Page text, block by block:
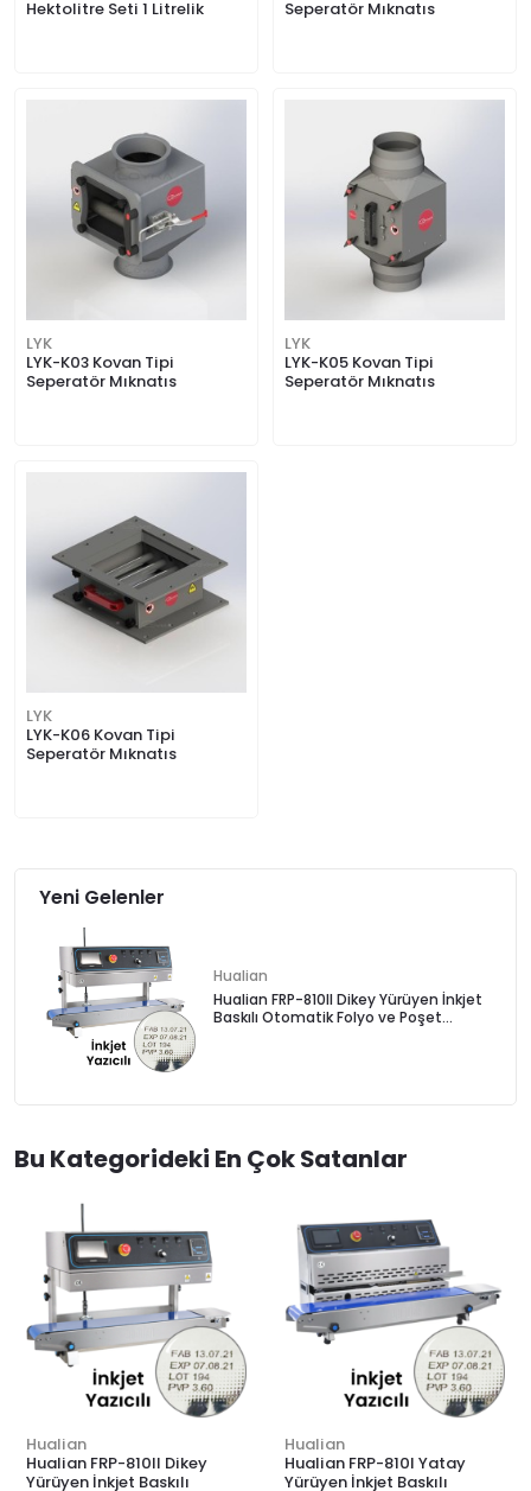
Hektolitre Seti 1 Litrelik
Seperatör Mıknatıs
LYK
LYK-K03 Kovan Tipi
Seperatör Mıknatıs
LYK
LYK-K05 Kovan Tipi
Seperatör Mıknatıs
LYK
LYK-K06 Kovan Tipi
Seperatör Mıknatıs
Yeni Gelenler
Hualian
Hualian FRP-810II Dikey Yürüyen İnkjet
Baskılı Otomatik Folyo ve Poşet
Bu Kategorideki En Çok Satanlar
Hualian
Hualian FRP-810II Dikey
Yürüyen İnkjet Baskılı
Hualian
Hualian FRP-810I Yatay
Yürüyen İnkjet Baskılı